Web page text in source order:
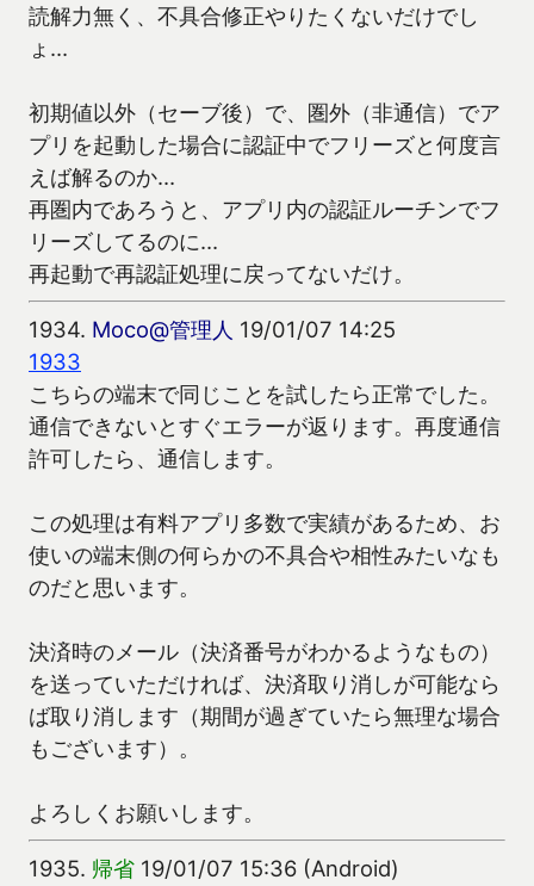
読解力無く、不具合修正やりたくないだけでし
ょ…
初期値以外（セーブ後）で、圏外（非通信）でア
プリを起動した場合に認証中でフリーズと何度言
えば解るのか…
再圏内であろうと、アプリ内の認証ルーチンでフ
リーズしてるのに…
再起動で再認証処理に戻ってないだけ。
1934. Moco@管理人 19/01/07 14:25
1933
こちらの端末で同じことを試したら正常でした。
通信できないとすぐエラーが返ります。再度通信
許可したら、通信します。
この処理は有料アプリ多数で実績があるため、お
使いの端末側の何らかの不具合や相性みたいなも
のだと思います。
決済時のメール（決済番号がわかるようなもの）
を送っていただければ、決済取り消しが可能なら
ば取り消します（期間が過ぎていたら無理な場合
もございます）。
よろしくお願いします。
1935. 帰省 19/01/07 15:36 (Android)